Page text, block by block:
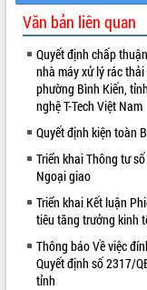
VIDEO
Loading the player...
Khám bệnh, cấp phát thuốc
và tặng quà người dân xã
Hội nghị UBND tỉnh Đắk Lắk
Văn bản liên quan
Quyết định chấp
nhà máy xử lý rác
phường Bình Kiến,
nghệ T-Tech Việt Nam
Quyết định kiện toàn
Triển khai Thông tư
Ngoại giao
Triển khai Kết luận
tiêu tăng trưởng kinh
Thông báo Về việc
Quyết định số 2317/
tỉnh